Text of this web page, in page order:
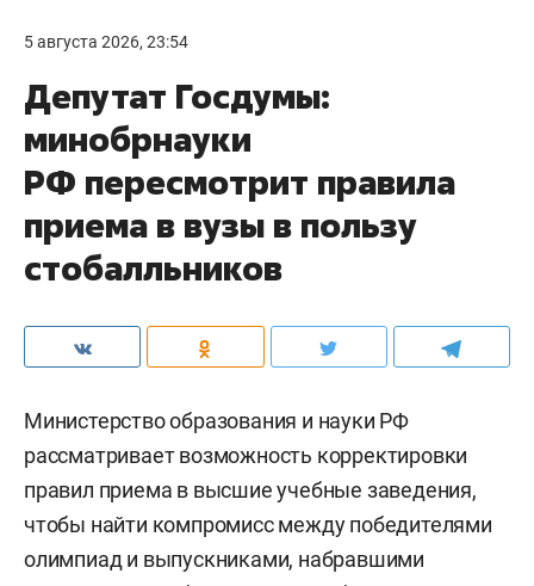
5 августа 2026, 23:54
Депутат Госдумы:
минобрнауки
РФ пересмотрит правила
приема в вузы в пользу
стобалльников
Министерство образования и науки РФ
рассматривает возможность корректировки
правил приема в высшие учебные заведения,
чтобы найти компромисс между победителями
олимпиад и выпускниками, набравшими